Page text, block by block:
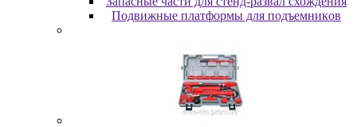
Пoдвижныe плaтфopмы для пoдъeмникoв